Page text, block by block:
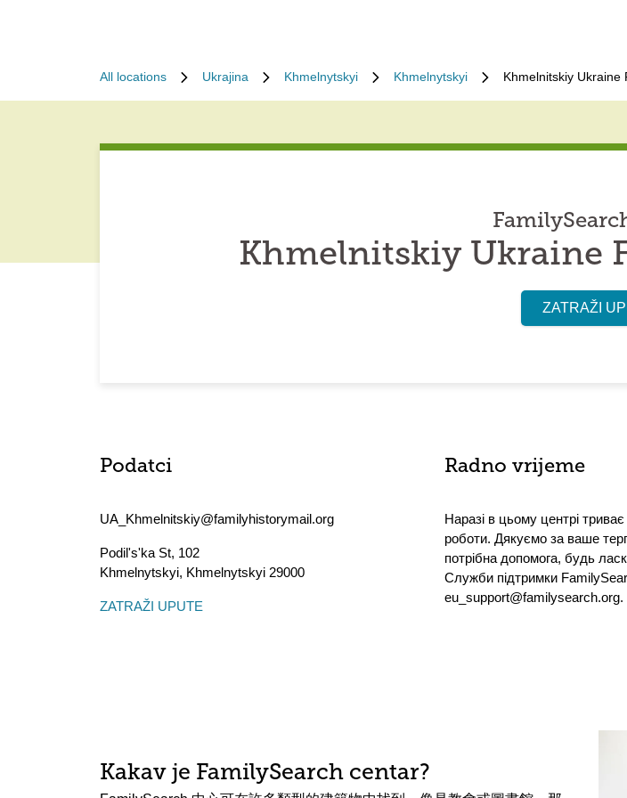
All locations Ukrajina Khmelnytskyi Khmelnytskyi Khmelnitskiy Ukraine
Khmelnitskiy Ukraine
ZATRAŽI
Podatci
UA_Khmelnitskiy@familyhistorymail.org
Podil's'ka St, 102
Khmelnytskyi, Khmelnytskyi 29000
ZATRAŽI UPUTE
Radno vrijeme
Наразі в цьому центрі
роботи. Дякуємо за ваше
потрібна допомога, будь
Служби підтримки
eu_support@familysearch.org.
Kakav je FamilySearch centar?